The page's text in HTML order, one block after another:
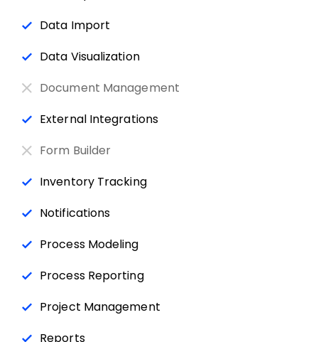
Data Import
Data Visualization
Document Management
External Integrations
Form Builder
Inventory Tracking
Notifications
Process Modeling
Process Reporting
Project Management
Reports